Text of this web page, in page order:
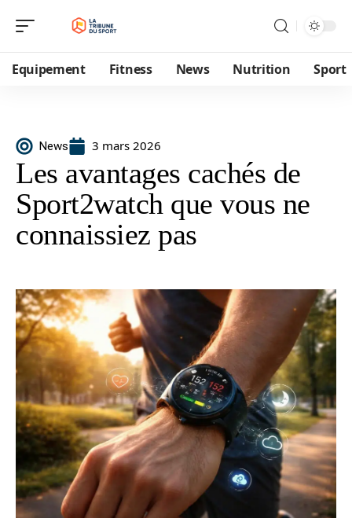
Equipement Fitness News Nutrition Sport
News 3 mars 2026
Les avantages cachés de
Sport2watch que vous ne
connaissiez pas